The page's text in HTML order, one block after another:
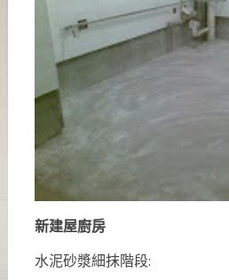
新建屋廚房
水泥砂漿細抹階段: